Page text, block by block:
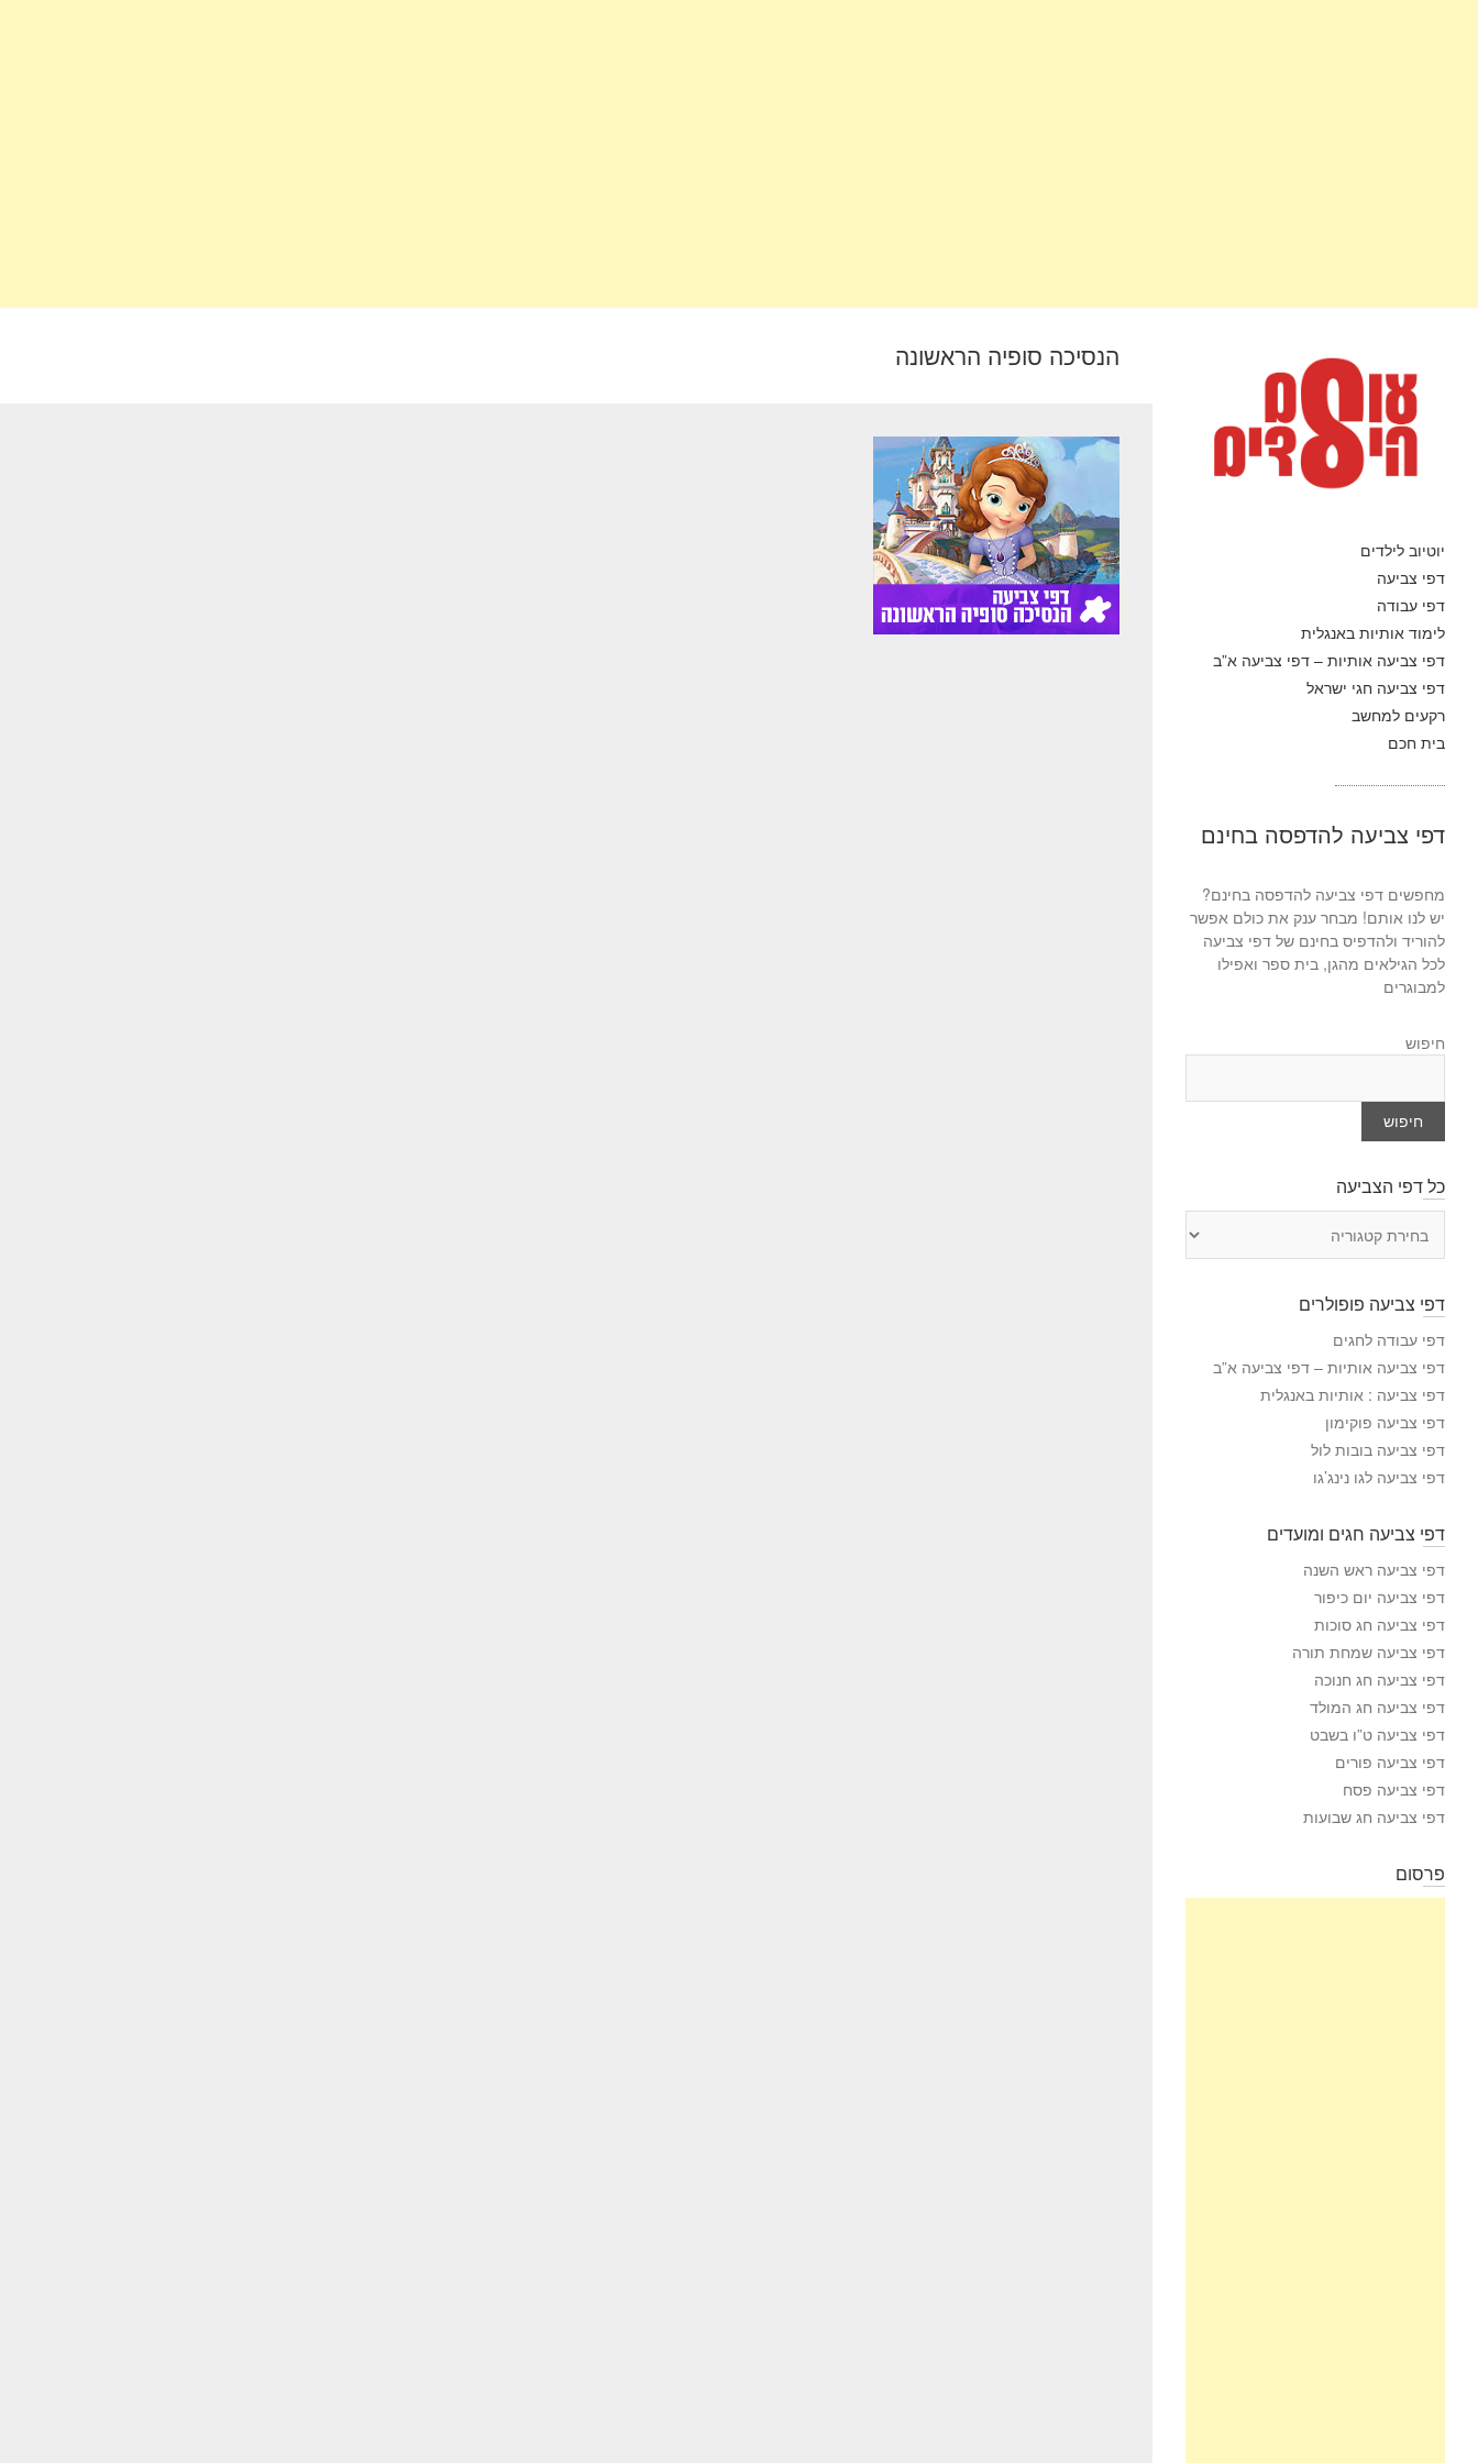
יוטיוב לילדים
דפי צביעה
דפי עבודה
לימוד אותיות באנגלית
דפי צביעה אותיות – דפי צביעה א”ב
דפי צביעה חגי ישראל
רקעים למחשב
בית חכם
הנסיכה סופיה הראשונה
דפי צביעה להדפסה בחינם
מחפשים דפי צביעה להדפסה בחינם?
יש לנו אותם! מבחר ענק את כולם אפשר
להוריד ולהדפיס בחינם של דפי צביעה
לכל הגילאים מהגן, בית ספר ואפילו
למבוגרים
חיפוש
חיפוש
כל דפי הצביעה
י
ה
צ
י
ע
ה
דפי צביעה פופולרים
דפי עבודה לחגים
דפי צביעה אותיות – דפי צביעה א”ב
דפי צביעה : אותיות באנגלית
דפי צביעה פוקימון
דפי צביעה בובות לול
דפי צביעה לגו נינג’גו
דפי צביעה חגים ומועדים
דפי צביעה ראש השנה
דפי צביעה יום כיפור
דפי צביעה חג סוכות
דפי צביעה שמחת תורה
דפי צביעה חג חנוכה
דפי צביעה חג המולד
דפי צביעה ט”ו בשבט
דפי צביעה פורים
דפי צביעה פסח
דפי צביעה חג שבועות
פרסום